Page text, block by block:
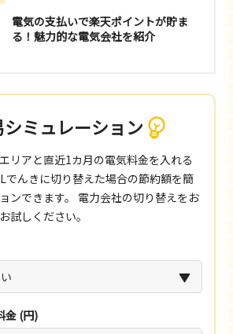
電気の支払いで楽天ポイントが貯ま
る！魅力的な電気会社を紹介
ミュレーション
リアと直近1カ月の電気料金を入れる
でんきに切り替えた場合の節約額を簡
ンできます。
電力会社の切り替えをお
試しください。
金 (円)